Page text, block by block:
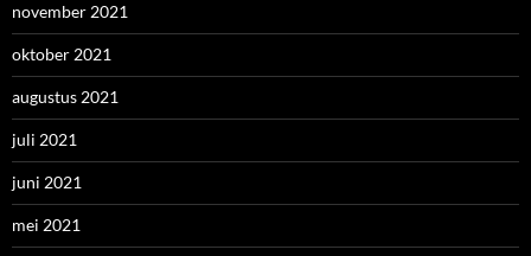
november 2021
oktober 2021
augustus 2021
juli 2021
juni 2021
mei 2021